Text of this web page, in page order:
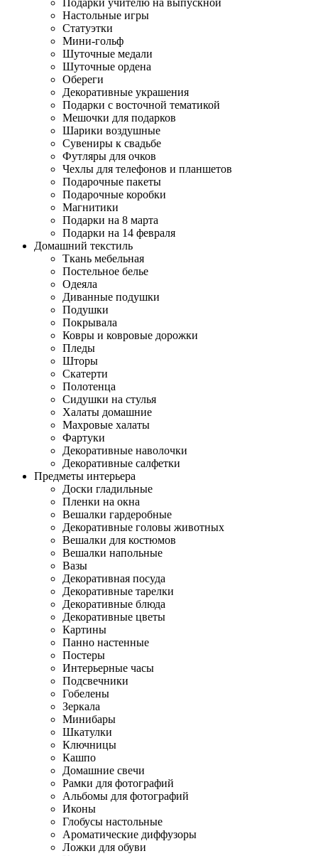
Подарки учителю на выпускной
Настольные игры
Статуэтки
Мини-гольф
Шуточные медали
Шуточные ордена
Обереги
Декоративные украшения
Подарки с восточной тематикой
Мешочки для подарков
Шарики воздушные
Сувениры к свадьбе
Футляры для очков
Чехлы для телефонов и планшетов
Подарочные пакеты
Подарочные коробки
Магнитики
Подарки на 8 марта
Подарки на 14 февраля
Домашний текстиль
Ткань мебельная
Постельное белье
Одеяла
Диванные подушки
Подушки
Покрывала
Ковры и ковровые дорожки
Пледы
Шторы
Скатерти
Полотенца
Сидушки на стулья
Халаты домашние
Махровые халаты
Фартуки
Декоративные наволочки
Декоративные салфетки
Предметы интерьера
Доски гладильные
Пленки на окна
Вешалки гардеробные
Декоративные головы животных
Вешалки для костюмов
Вешалки напольные
Вазы
Декоративная посуда
Декоративные тарелки
Декоративные блюда
Декоративные цветы
Картины
Панно настенные
Постеры
Интерьерные часы
Подсвечники
Гобелены
Зеркала
Минибары
Шкатулки
Ключницы
Кашпо
Домашние свечи
Рамки для фотографий
Альбомы для фотографий
Иконы
Глобусы настольные
Ароматические диффузоры
Ложки для обуви